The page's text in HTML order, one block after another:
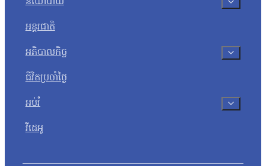
អន្តរជាតិ
អភិបាលកិច្ច
ជីវិតប្រចាំថ្ងៃ
អប់រំ
វីដេអូ